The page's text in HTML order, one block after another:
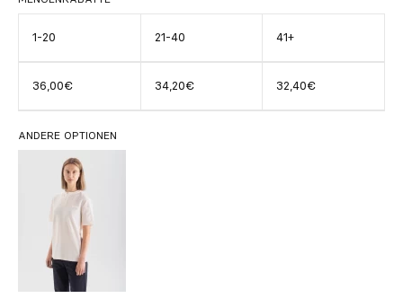
1-20 21-40 41+
36,00€ 34,20€ 32,40€
ANDERE OPTIONEN